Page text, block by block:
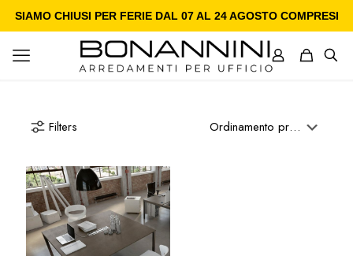
SIAMO CHIUSI PER FERIE DAL 07 AL 24 AGOSTO COMPRESI
Filters